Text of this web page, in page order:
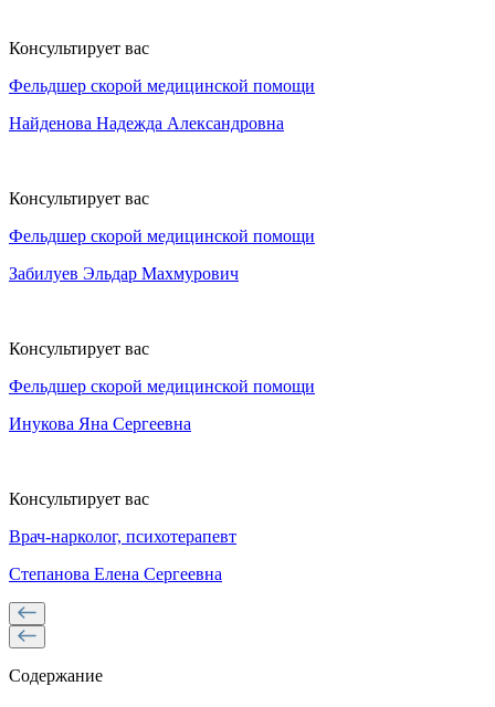
Консультирует вас
Фельдшер скорой медицинской помощи
Найденова Надежда Александровна
Консультирует вас
Фельдшер скорой медицинской помощи
Забилуев Эльдар Махмурович
Консультирует вас
Фельдшер скорой медицинской помощи
Инукова Яна Сергеевна
Консультирует вас
Врач-нарколог, психотерапевт
Степанова Елена Сергеевна
Содержание